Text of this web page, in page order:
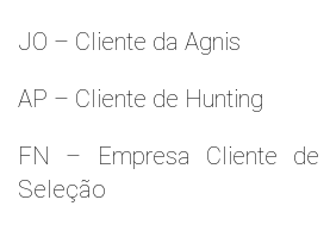
JO – Cliente da Agnis
AP – Cliente de Hunting
FN – Empresa Cliente de
Seleção